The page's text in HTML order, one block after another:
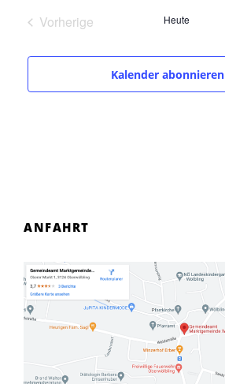
Vorherige
Heute
Kalender abonnieren
ANFAHRT